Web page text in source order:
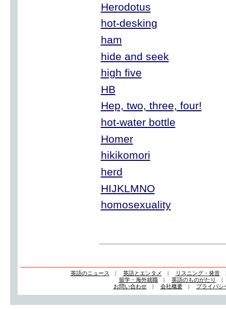
Herodotus
hot-desking
ham
hide and seek
high five
HB
Hep, two, three, four!
hot-water bottle
Homer
hikikomori
herd
HIJKLMNO
homosexuality
英語のニュース | 英語とエンタメ | リスニング・発音
留学・海外就職| 英語のものがたり
お問い合わせ| 会社概要| プライバシ